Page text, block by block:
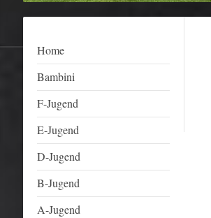
Home
Bambini
F-Jugend
E-Jugend
D-Jugend
B-Jugend
A-Jugend